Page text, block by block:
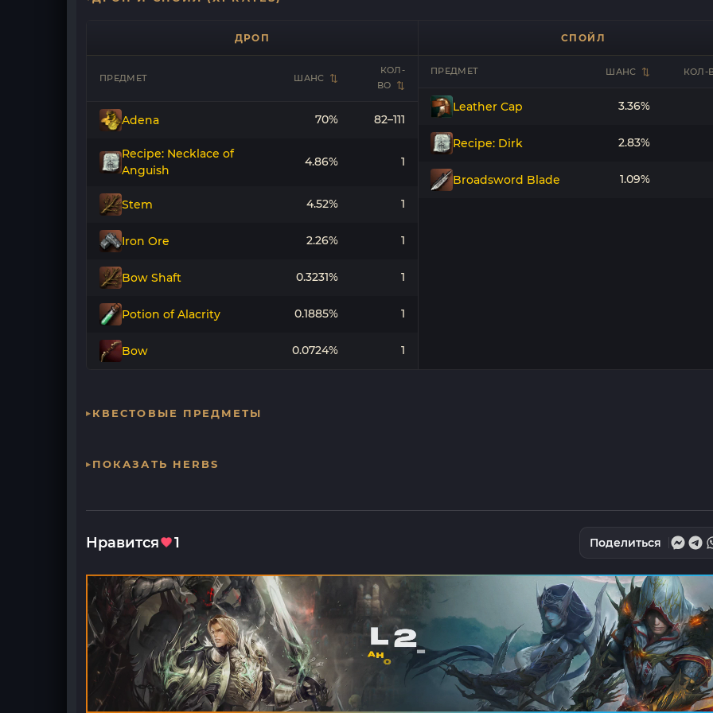
ДРОП
ПРЕДМЕТ ШАНС
КОЛ-
ВО
Adena 70% 82–111
Recipe: Necklace of
Anguish
4.86% 1
Stem 4.52% 1
Iron Ore 2.26% 1
Bow Shaft 0.3231% 1
Potion of Alacrity 0.1885% 1
Bow 0.0724% 1
СПОЙЛ
ПРЕДМЕТ ШАНС КОЛ-
Leather Cap 3.36%
Recipe: Dirk 2.83%
Broadsword Blade 1.09%
КВЕСТОВЫЕ ПРЕДМЕТЫ
ПОКАЗАТЬ HERBS
Нравится 1 Поделиться